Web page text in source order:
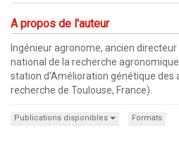
A propos de l'auteur
Ingénieur agronome, ancien
national de la recherche
station d'Amélioration génétique des
recherche de Toulouse, France).
Publications disponibles Formats